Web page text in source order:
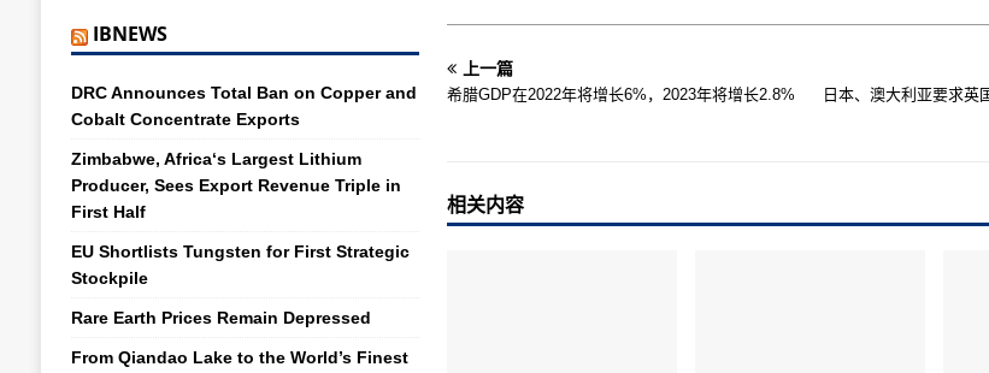
上一篇
希腊GDP在2022年将增长6%，2023年将增长2.8%
日本、澳大利亚要求英
相关内容
IBNEWS
DRC Announces Total Ban on Copper and
Cobalt Concentrate Exports
Zimbabwe, Africa‘s Largest Lithium
Producer, Sees Export Revenue Triple in
First Half
EU Shortlists Tungsten for First Strategic
Stockpile
Rare Earth Prices Remain Depressed
From Qiandao Lake to the World’s Finest